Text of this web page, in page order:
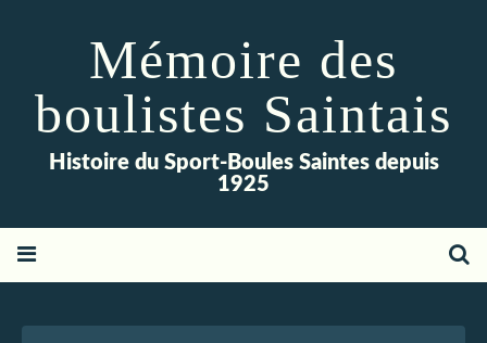
Mémoire des
boulistes Saintais
Histoire du Sport-Boules Saintes depuis
1925